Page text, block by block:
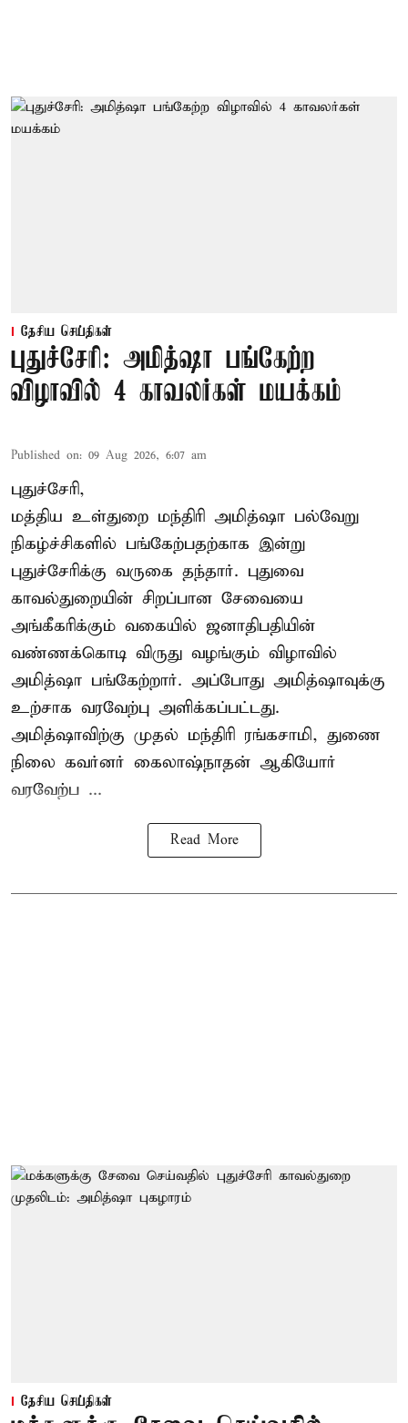
தேசிய செய்திகள்
புதுச்சேரி: அமித்ஷா பங்கேற்ற
விழாவில் 4 காவலர்கள் மயக்கம்
Published on: 09 Aug 2026, 6:07 am
புதுச்சேரி,
மத்திய உள்துறை மந்திரி அமித்ஷா பல்வேறு
நிகழ்ச்சிகளில் பங்கேற்பதற்காக இன்று
புதுச்சேரிக்கு வருகை தந்தார். புதுவை
காவல்துறையின் சிறப்பான சேவையை
அங்கீகரிக்கும் வகையில் ஜனாதிபதியின்
வண்ணக்கொடி விருது வழங்கும் விழாவில்
அமித்ஷா பங்கேற்றார். அப்போது அமித்ஷாவுக்கு
உற்சாக வரவேற்பு அளிக்கப்பட்டது.
அமித்ஷாவிற்கு முதல் மந்திரி ரங்கசாமி, துணை
நிலை கவர்னர் கைலாஷ்நாதன் ஆகியோர்
வரவேற்ப ...
Read More
தேசிய செய்திகள்